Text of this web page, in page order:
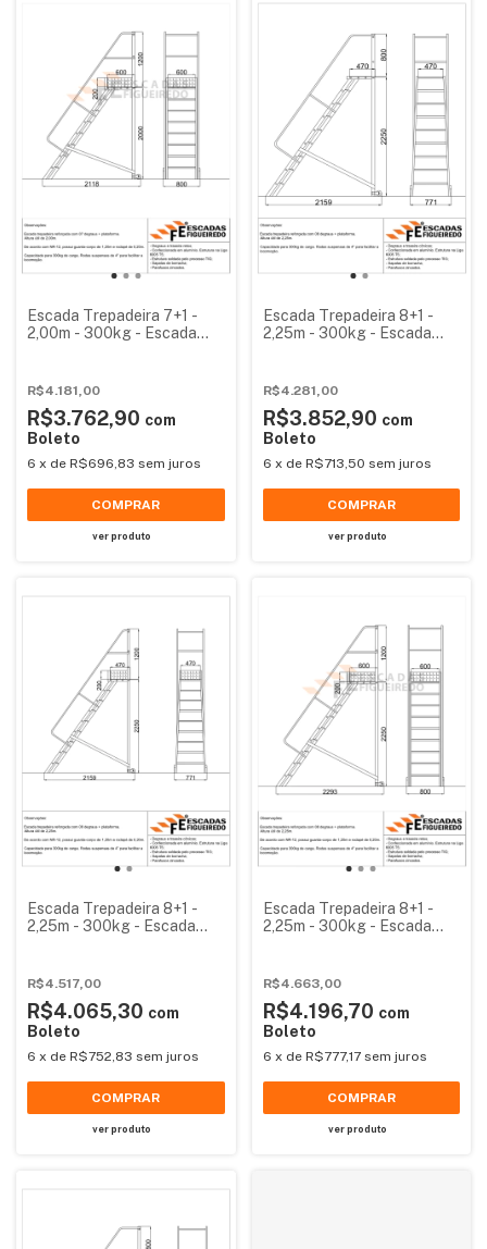
Escada Trepadeira 7+1 -
2,00m - 300kg - Escada
(Plataforma 60x60cm)
R$4.181,00
R$3.762,90 com
Boleto
6 x de R$696,83 sem juros
COMPRAR
ver produto
Escada Trepadeira 8+1 -
2,25m - 300kg - Escada
R$4.281,00
R$3.852,90 com
Boleto
6 x de R$713,50 sem juros
COMPRAR
ver produto
Escada Trepadeira 8+1 -
2,25m - 300kg - Escada
R$4.517,00
R$4.065,30 com
Boleto
6 x de R$752,83 sem juros
COMPRAR
ver produto
Escada Trepadeira 8+1 -
2,25m - 300kg - Escada
(Plataforma 60x60cm)
R$4.663,00
R$4.196,70 com
Boleto
6 x de R$777,17 sem juros
COMPRAR
ver produto